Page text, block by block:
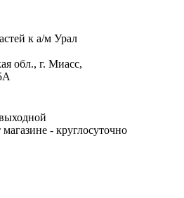
к а/м Урал
обл., г. Миасс,
- круглосуточно